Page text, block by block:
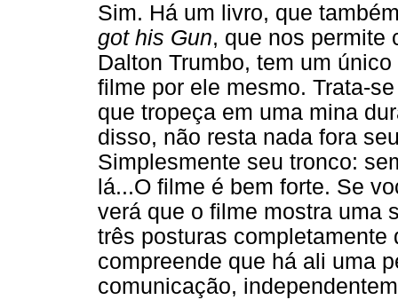
Sim. Há um livro, que
got his Gun, que nos permite
Dalton Trumbo, tem um
filme por ele mesmo. Trata-
que tropeça em uma mina
disso, não resta nada fora
Simplesmente seu tronco:
lá...O filme é bem forte. Se
verá que o filme mostra uma
três posturas
compreende que há ali uma
comunicação,